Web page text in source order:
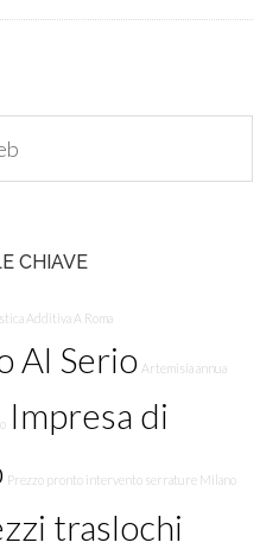
CHIAVE
Additiva A Roma
Al Serio Artemisia annua
Impresa di
Prezzo pronto intervento serrature Milano
traslochi